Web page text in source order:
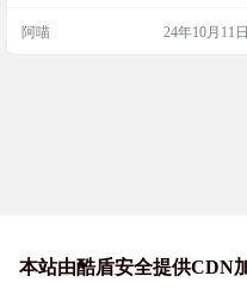
作效率。 软件简介 Deskflow是一个
阿喵 24年10月11日
本站由酷盾安全提供CDN